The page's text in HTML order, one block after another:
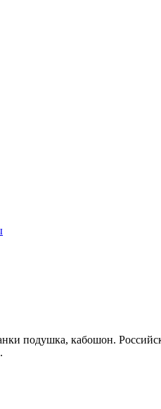
подушка, кабошон.